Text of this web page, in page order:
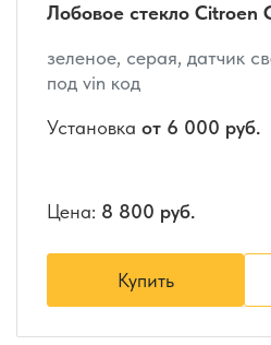
Лобовое стекло Citroen
зеленое, серая, датчик
под vin код
Установка от 6 000 руб.
Цена: 8 800 руб.
Купить